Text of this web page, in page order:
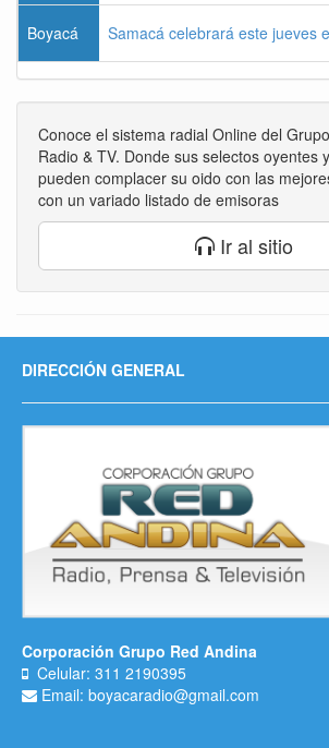
Boyacá Samacá celebrará este jueves
Conoce el sistema radial Online del
Radio & TV. Donde sus selectos oyentes
pueden complacer su oido con las
con un variado listado de emisoras
Ir al sitio
DIRECCIÓN GENERAL
Corporación Grupo Red Andina
Celular: 311 2190395
Email: boyacaradio@gmail.com